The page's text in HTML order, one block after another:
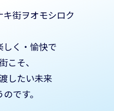
街ヲオモシロク
しく・愉快で
こそ、
したい未来
です。